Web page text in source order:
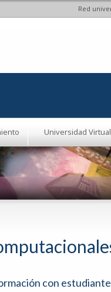
Red
Universidad Virtual
con